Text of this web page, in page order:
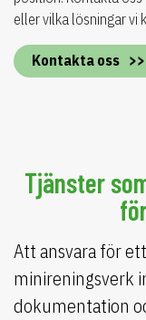
eller vilka lösningar vi
Kontakta oss
Tjänster
Att ansvara för
minireningsverk
dokumentation